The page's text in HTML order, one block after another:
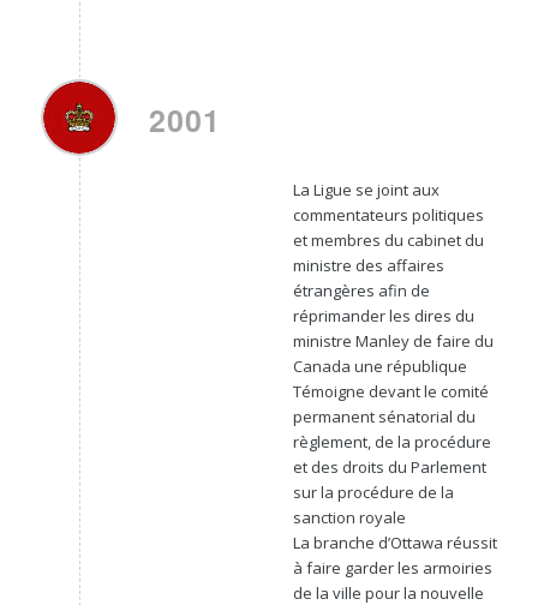
2001
La Ligue se joint aux
commentateurs politiques
et membres du cabinet du
ministre des affaires
étrangères afin de
réprimander les dires du
ministre Manley de faire du
Canada une république
Témoigne devant le comité
permanent sénatorial du
règlement, de la procédure
et des droits du Parlement
sur la procédure de la
sanction royale
La branche d’Ottawa réussit
à faire garder les armoiries
de la ville pour la nouvelle